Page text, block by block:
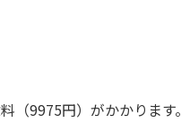
9975円）がかかります。